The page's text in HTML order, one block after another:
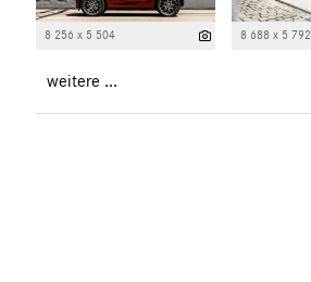
8 256 x 5 504 8 688 x 5 792
weitere ...